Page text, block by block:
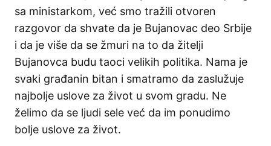
sa ministarkom, već smo tražili otvoren
razgovor da shvate da je Bujanovac deo Srbije
i da je više da se žmuri na to da žitelji
Bujanovca budu taoci velikih politika. Nama je
svaki građanin bitan i smatramo da zaslužuje
najbolje uslove za život u svom gradu. Ne
želimo da se ljudi sele već da im ponudimo
bolje uslove za život.